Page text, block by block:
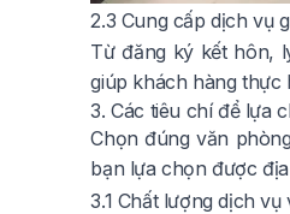
2.3 Cung cấp dịch vụ
Từ đăng ký kết hôn,
giúp khách hàng thực
3. Các tiêu chí để lựa
Chọn đúng văn
bạn lựa chọn được
3.1 Chất lượng dịch